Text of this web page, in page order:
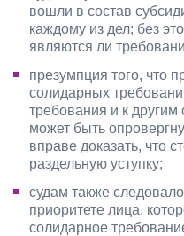
вошли в состав
каждому из дел; без
являются ли
презумпция того, что
солидарных
требования и к
может быть
вправе доказать, что
раздельную уступку;
судам также
приоритете лица,
солидарное